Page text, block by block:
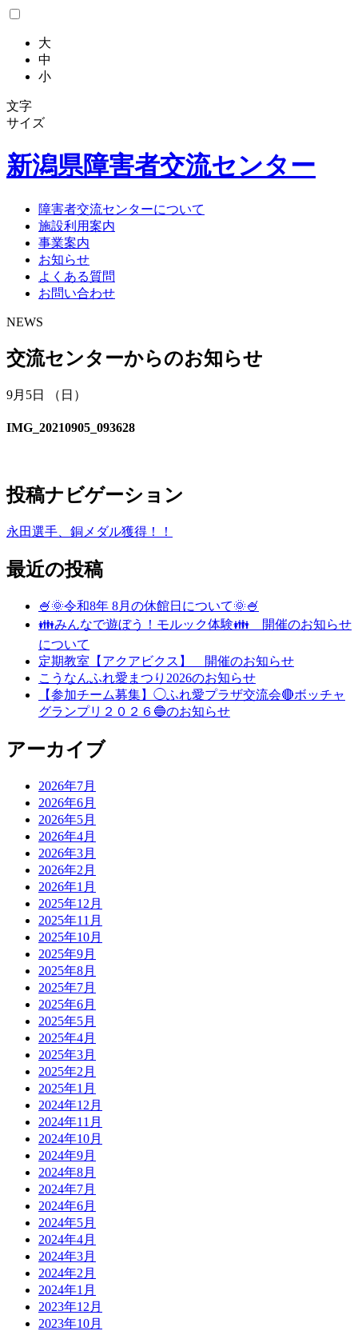
大
中
小
文字
サイズ
新潟県障害者交流センター
障害者交流センターについて
施設利用案内
事業案内
お知らせ
よくある質問
お問い合わせ
NEWS
交流センターからのお知らせ
9月5日 （日）
IMG_20210905_093628
投稿ナビゲーション
永田選手、銅メダル獲得！！
最近の投稿
🍧🌞令和8年 8月の休館日について🌞🍧
👪みんなで遊ぼう！モルック体験👪 開催のお知らせ
について
定期教室【アクアビクス】 開催のお知らせ
こうなんふれ愛まつり2026のお知らせ
【参加チーム募集】◯ふれ愛プラザ交流会🔴ボッチャ
グランプリ２０２６🔵のお知らせ
アーカイブ
2026年7月
2026年6月
2026年5月
2026年4月
2026年3月
2026年2月
2026年1月
2025年12月
2025年11月
2025年10月
2025年9月
2025年8月
2025年7月
2025年6月
2025年5月
2025年4月
2025年3月
2025年2月
2025年1月
2024年12月
2024年11月
2024年10月
2024年9月
2024年8月
2024年7月
2024年6月
2024年5月
2024年4月
2024年3月
2024年2月
2024年1月
2023年12月
2023年10月